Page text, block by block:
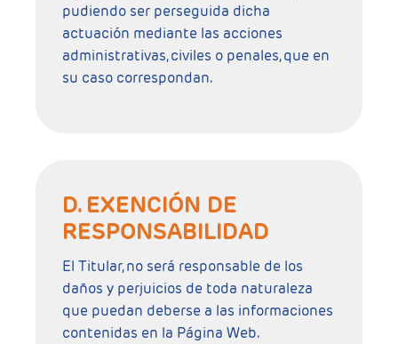
pudiendo ser perseguida dicha
actuación mediante las acciones
administrativas, civiles o penales, que en
su caso correspondan.
D. EXENCIÓN DE
RESPONSABILIDAD
El Titular, no será responsable de los
daños y perjuicios de toda naturaleza
que puedan deberse a las informaciones
contenidas en la Página Web.